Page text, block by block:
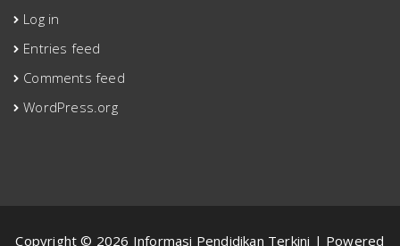
Log in
Entries feed
Comments feed
WordPress.org
Copyright © 2026 Informasi Pendidikan Terkini | Powered